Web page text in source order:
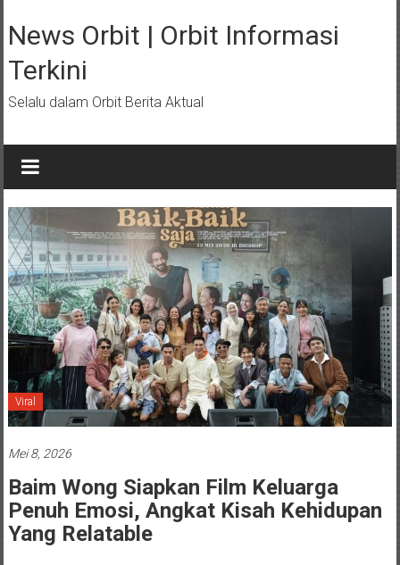
ke
konten
News Orbit | Orbit Informasi
Terkini
Selalu dalam Orbit Berita Aktual
Viral
Mei 8, 2026
Baim Wong Siapkan Film Keluarga
Penuh Emosi, Angkat Kisah Kehidupan
Yang Relatable